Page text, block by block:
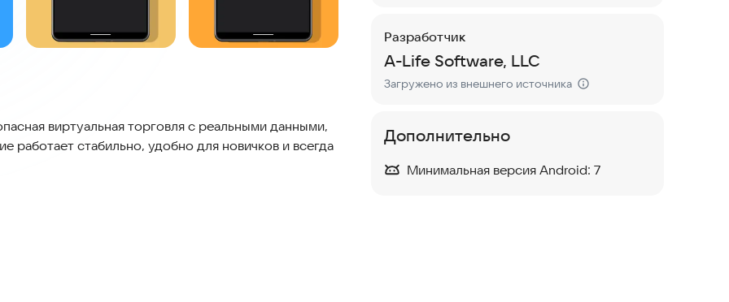
виртуальная торговля с реальными данными,
работает стабильно, удобно для новичков и всегда
DOW и S&P 📈
Разработчик
A-Life Software, LLC
Загружено из внешнего источника
Дополнительно
Минимальная версия Android: 7